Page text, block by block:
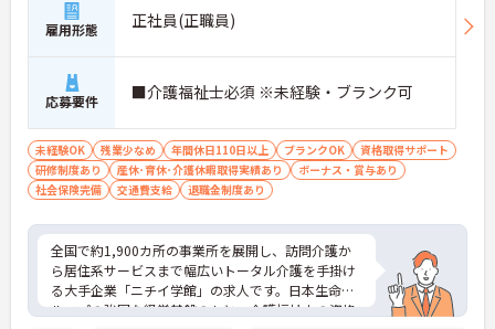
雇用形態 正社員(正職員)
応募要件 ■介護福祉士必須 ※未経験・ブランク可
未経験OK 残業少なめ 年間休日110日以上 ブランクOK
資格取得サポート
研修制度あり
産休･育休･介護休暇取得実績あり
ボーナス・賞与あり
社会保険完備
交通費支給 退職金制度あり
全国で約1,900カ所の事業所を展開し、訪問介護か
ら居住系サービスまで幅広いトータル介護を手掛け
る大手企業「ニチイ学館」の求人です。日本生命グ
ループの強固な経営基盤のもと、介護福祉士の資格